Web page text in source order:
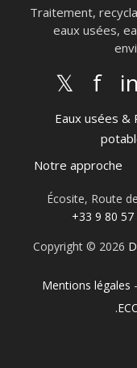
Traitement,
eaux usées,
𝕏 f in
Eaux usées &
Notre approche
Écosite, Route
+33 9 80 57
Copyright © 2026
Mentions légales -